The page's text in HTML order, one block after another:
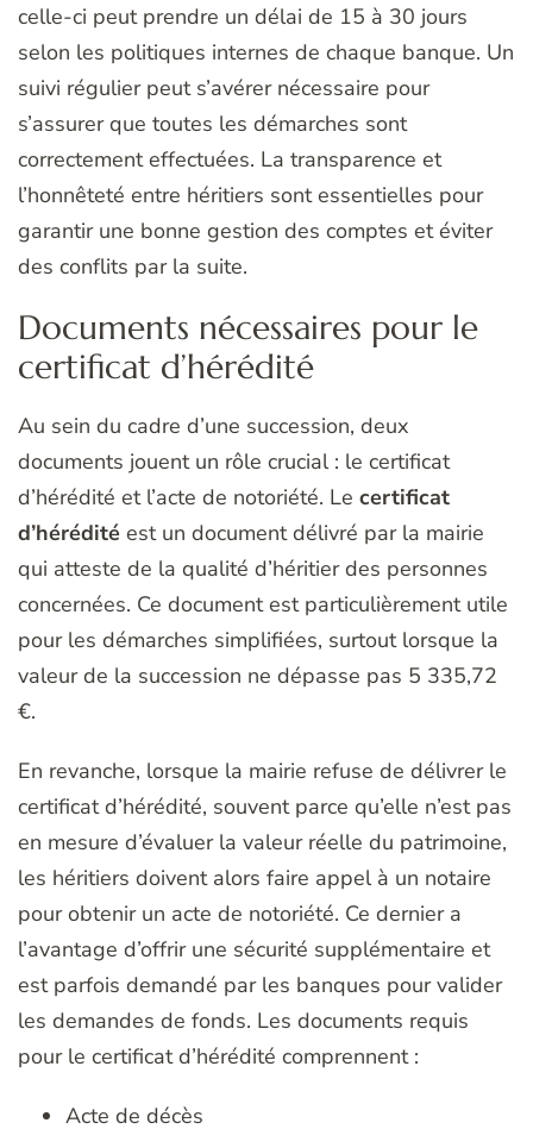
celle-ci peut prendre un délai de 15 à 30 jours
selon les politiques internes de chaque banque. Un
suivi régulier peut s’avérer nécessaire pour
s’assurer que toutes les démarches sont
correctement effectuées. La transparence et
l’honnêteté entre héritiers sont essentielles pour
garantir une bonne gestion des comptes et éviter
des conflits par la suite.
Documents nécessaires pour le
certificat d’hérédité
Au sein du cadre d’une succession, deux
documents jouent un rôle crucial : le certificat
d’hérédité et l’acte de notoriété. Le certificat
d’hérédité est un document délivré par la mairie
qui atteste de la qualité d’héritier des personnes
concernées. Ce document est particulièrement utile
pour les démarches simplifiées, surtout lorsque la
valeur de la succession ne dépasse pas 5 335,72
€.
En revanche, lorsque la mairie refuse de délivrer le
certificat d’hérédité, souvent parce qu’elle n’est pas
en mesure d’évaluer la valeur réelle du patrimoine,
les héritiers doivent alors faire appel à un notaire
pour obtenir un acte de notoriété. Ce dernier a
l’avantage d’offrir une sécurité supplémentaire et
est parfois demandé par les banques pour valider
les demandes de fonds. Les documents requis
pour le certificat d’hérédité comprennent :
Acte de décès